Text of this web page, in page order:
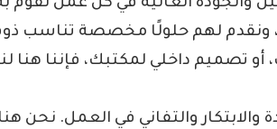
والجودة العالية في كل عمل نقوم
ونقدم لهم حلولًا مخصصة تناسب
تصميم داخلي لمكتبك، فإننا هنا
والتفاني في العمل. نحن